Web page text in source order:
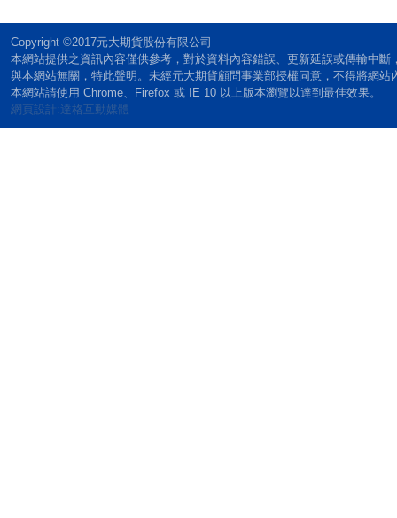
Copyright ©2017元大期貨股份有限公司
本網站提供之資訊內容僅供參考，對於資料內容錯誤、更新延誤或傳輸中
與本網站無關，特此聲明。未經元大期貨顧問事業部授權同意，不得將網站
本網站請使用 Chrome、Firefox 或 IE 10 以上版本瀏覽以達到最佳效果。
網頁設計:達格互動媒體